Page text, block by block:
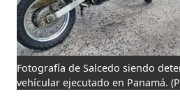
Fotografía de Salcedo siendo
vehícular ejecutado en Panamá.